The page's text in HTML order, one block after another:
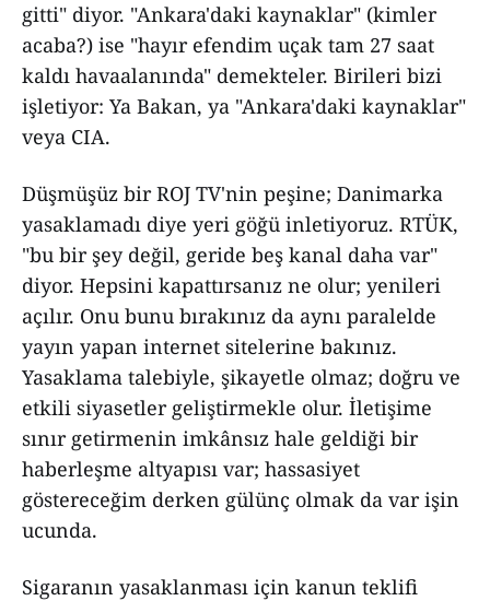
gitti" diyor. "Ankara'daki kaynaklar" (kimler
acaba?) ise "hayır efendim uçak tam 27 saat
kaldı havaalanında" demekteler. Birileri bizi
işletiyor: Ya Bakan, ya "Ankara'daki kaynaklar"
veya CIA.
Düşmüşüz bir ROJ TV'nin peşine; Danimarka
yasaklamadı diye yeri göğü inletiyoruz. RTÜK,
"bu bir şey değil, geride beş kanal daha var"
diyor. Hepsini kapattırsanız ne olur; yenileri
açılır. Onu bunu bırakınız da aynı paralelde
yayın yapan internet sitelerine bakınız.
Yasaklama talebiyle, şikayetle olmaz; doğru ve
etkili siyasetler geliştirmekle olur. İletişime
sınır getirmenin imkânsız hale geldiği bir
haberleşme altyapısı var; hassasiyet
göstereceğim derken gülünç olmak da var işin
ucunda.
Sigaranın yasaklanması için kanun teklifi